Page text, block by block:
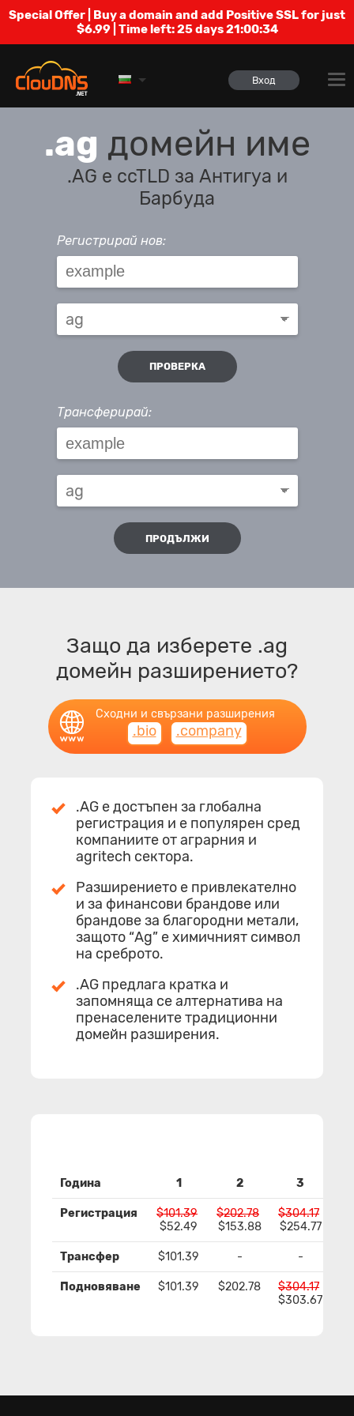
Special Offer | Buy a domain and add Positive SSL for just
$6.99 | Time left:25 days 21:00:34
Вход
.ag домейн име
.AG е ccTLD за Антигуа и
Барбуда
Регистрирай нов:
ПРОВЕРКА
Трансферирай:
ПРОДЪЛЖИ
Защо да изберете .ag
домейн разширението?
Сходни и свързани разширения
.bio .company
.AG е достъпен за глобална
регистрация и е популярен сред
компаниите от аграрния и
agritech сектора.
Разширението е привлекателно
и за финансови брандове или
брандове за благородни метали,
защото “Ag” е химичният символ
на среброто.
.AG предлага кратка и
запомняща се алтернатива на
пренаселените традиционни
домейн разширения.
Година 1 2 3
Регистрация
$101.39
$52.49
$202.78
$153.88
$304.17
$254.77
Трансфер $101.39 - -
Подновяване $101.39 $202.78
$304.17
$303.67